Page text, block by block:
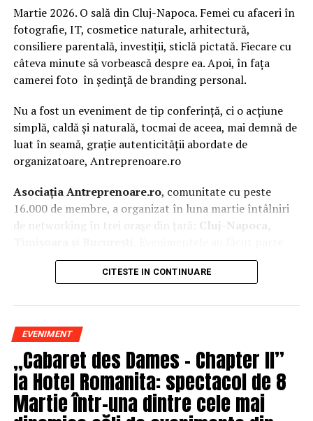
Martie 2026. O sală din Cluj-Napoca. Femei cu afaceri în
fotografie, IT, cosmetice naturale, arhitectură,
consiliere parentală, investiții, sticlă pictată. Fiecare cu
câteva minute să vorbească despre ea. Apoi, în fața
camerei foto în ședință de branding personal.
Nu a fost un eveniment de tip conferință, ci o acțiune
simplă, caldă și naturală, tocmai de aceea, mai demnă de
luat în seamă, grație autenticității abordate de
organizatoare, Antreprenoare.ro
Asociația Antreprenoare.ro, comunitate cu peste
16.000 de membre, a organizat în luna martie întâlniri
de networking în trei orașe din țară:
Cluj-Napoca,
campania națională„Aleg să fiu vizibilă„, o
inițiativă care combină sesiuni de fotografie de brand
prezentă, cu numele tău și cu afacerea ta, în spațiul
public.
La Cluj-Napoca, sesiunile foto au fost susținute de doi
fotografi profesioniști:Valentina Mihalache
(lightsun.ro) șiDeni Sîrb(DA Studio). Valentina a venit
cu 18 ani de carieră în vânzări în spate și o tranziție
CITESTE IN CONTINUARE
EVENIMENT
„Cabaret des Dames – Chapter II”
la Hotel Romanita: spectacol de 8
Martie într-una dintre cele mai